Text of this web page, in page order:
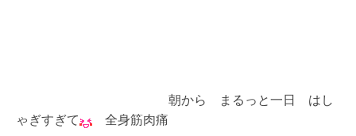
朝から まるっと一日 はし
ゃぎすぎて
全身筋肉痛